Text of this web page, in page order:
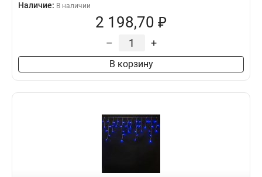
Наличие: В наличии
2 198,70 ₽
– +
В корзину